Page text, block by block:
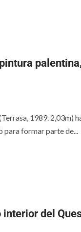
1989. 2,03m)
para formar parte de...
interior del